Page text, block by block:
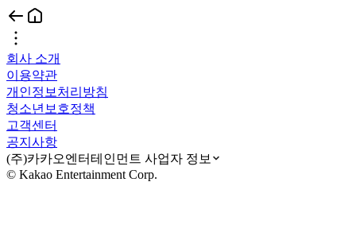
회사 소개
이용약관
개인정보처리방침
청소년보호정책
고객센터
공지사항
(주)카카오엔터테인먼트 사업자 정보
© Kakao Entertainment Corp.